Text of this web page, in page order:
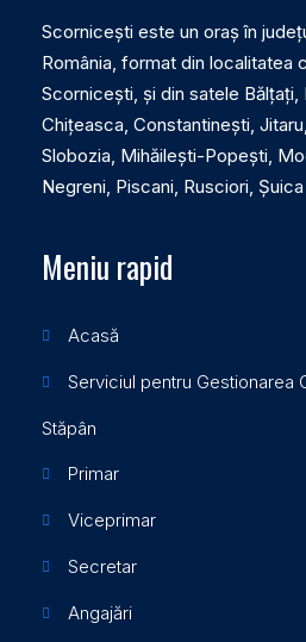
Scornicești este un oraș în
România, format din localitatea
Scornicești, și din satele Bălțați,
Chițeasca, Constantinești,
Slobozia, Mihăilești-Popești,
Negreni, Piscani, Rusciori,
Meniu rapid
Acasă
Serviciul pentru Gestionarea
Stăpân
Primar
Viceprimar
Secretar
Angajări